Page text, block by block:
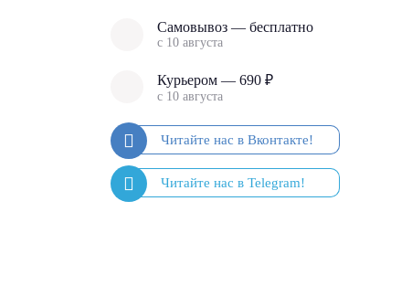
Самовывоз — бесплатно
с 10 августа
Курьером — 690 ₽
с 10 августа